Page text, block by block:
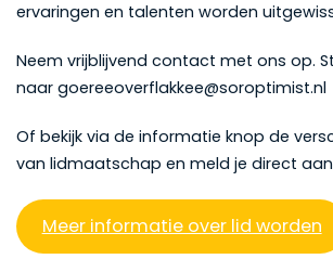
ervaringen en talenten worden
Neem vrijblijvend contact met ons op.
naar goereeoverflakkee@soroptimist.nl
Of bekijk via de informatie knop de
van lidmaatschap en meld je direct
Meer informatie over lid worden